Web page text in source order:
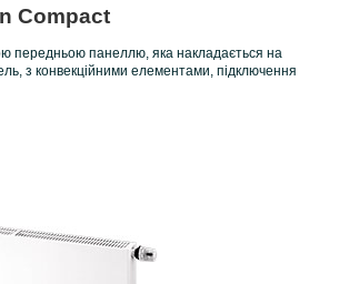
Compact
передньою панеллю, яка накладається на
з конвекційними елементами, підключення